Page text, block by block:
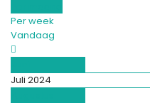
Per week
Vandaag
Juli 2024